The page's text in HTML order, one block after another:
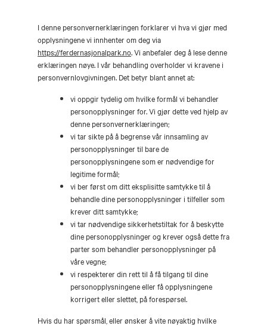
I denne personvernerklæringen forklarer vi hva vi gjør med
opplysningene vi innhenter om deg via
https://ferdernasjonalpark.no. Vi anbefaler deg å lese denne
erklæringen nøye. I vår behandling overholder vi kravene i
personvernlovgivningen. Det betyr blant annet at:
vi oppgir tydelig om hvilke formål vi behandler
personopplysninger for. Vi gjør dette ved hjelp av
denne personvernerklæringen;
vi tar sikte på å begrense vår innsamling av
personopplysninger til bare de
personopplysningene som er nødvendige for
legitime formål;
vi ber først om ditt eksplisitte samtykke til å
behandle dine personopplysninger i tilfeller som
krever ditt samtykke;
vi tar nødvendige sikkerhetstiltak for å beskytte
dine personopplysninger og krever også dette fra
parter som behandler personopplysninger på
våre vegne;
vi respekterer din rett til å få tilgang til dine
personopplysningene eller få opplysningene
korrigert eller slettet, på forespørsel.
Hvis du har spørsmål, eller ønsker å vite nøyaktig hvilke